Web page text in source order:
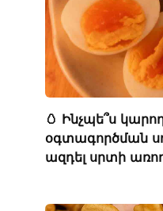
🥚 Ինչպե՞ս
օգտագործման
ազդել սրտի